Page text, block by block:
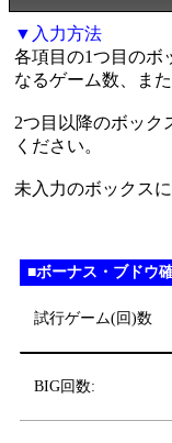
▼入力方法
各項目の1つ目のボ
なるゲーム数、ま
2つ目以降のボック
ください。
未入力のボックス
■ボーナス・ブドウ
試行ゲーム(回)数
BIG回数: